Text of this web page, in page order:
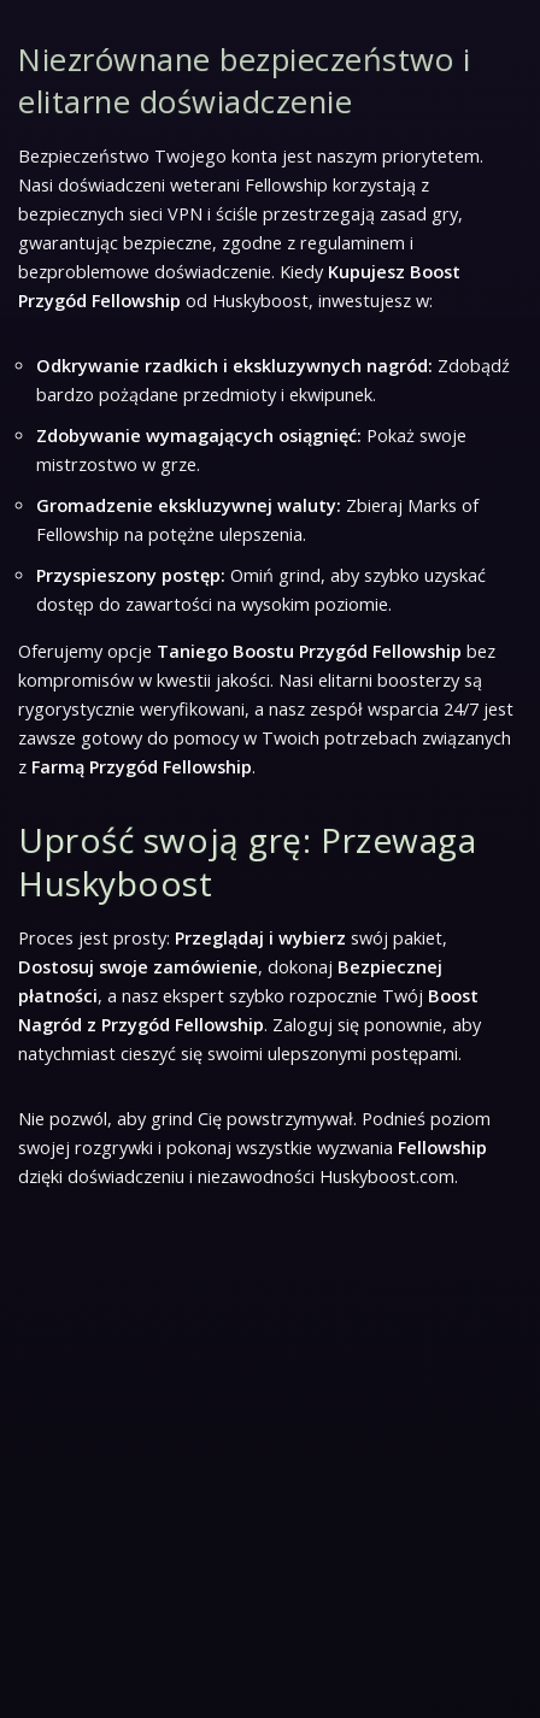
Niezrównane bezpieczeństwo i
elitarne doświadczenie
Bezpieczeństwo Twojego konta jest naszym priorytetem.
Nasi doświadczeni weterani Fellowship korzystają z
bezpiecznych sieci VPN i ściśle przestrzegają zasad gry,
gwarantując bezpieczne, zgodne z regulaminem i
bezproblemowe doświadczenie. Kiedy Kupujesz Boost
Przygód Fellowship od Huskyboost, inwestujesz w:
Odkrywanie rzadkich i ekskluzywnych nagród: Zdobądź
bardzo pożądane przedmioty i ekwipunek.
Zdobywanie wymagających osiągnięć: Pokaż swoje
mistrzostwo w grze.
Gromadzenie ekskluzywnej waluty: Zbieraj Marks of
Fellowship na potężne ulepszenia.
Przyspieszony postęp: Omiń grind, aby szybko uzyskać
dostęp do zawartości na wysokim poziomie.
Oferujemy opcje Taniego Boostu Przygód Fellowship bez
kompromisów w kwestii jakości. Nasi elitarni boosterzy są
rygorystycznie weryfikowani, a nasz zespół wsparcia 24/7 jest
zawsze gotowy do pomocy w Twoich potrzebach związanych
z Farmą Przygód Fellowship.
Uprość swoją grę: Przewaga
Huskyboost
Proces jest prosty: Przeglądaj i wybierz swój pakiet,
Dostosuj swoje zamówienie, dokonaj Bezpiecznej
płatności, a nasz ekspert szybko rozpocznie Twój Boost
Nagród z Przygód Fellowship. Zaloguj się ponownie, aby
natychmiast cieszyć się swoimi ulepszonymi postępami.
Nie pozwól, aby grind Cię powstrzymywał. Podnieś poziom
swojej rozgrywki i pokonaj wszystkie wyzwania Fellowship
dzięki doświadczeniu i niezawodności Huskyboost.com.